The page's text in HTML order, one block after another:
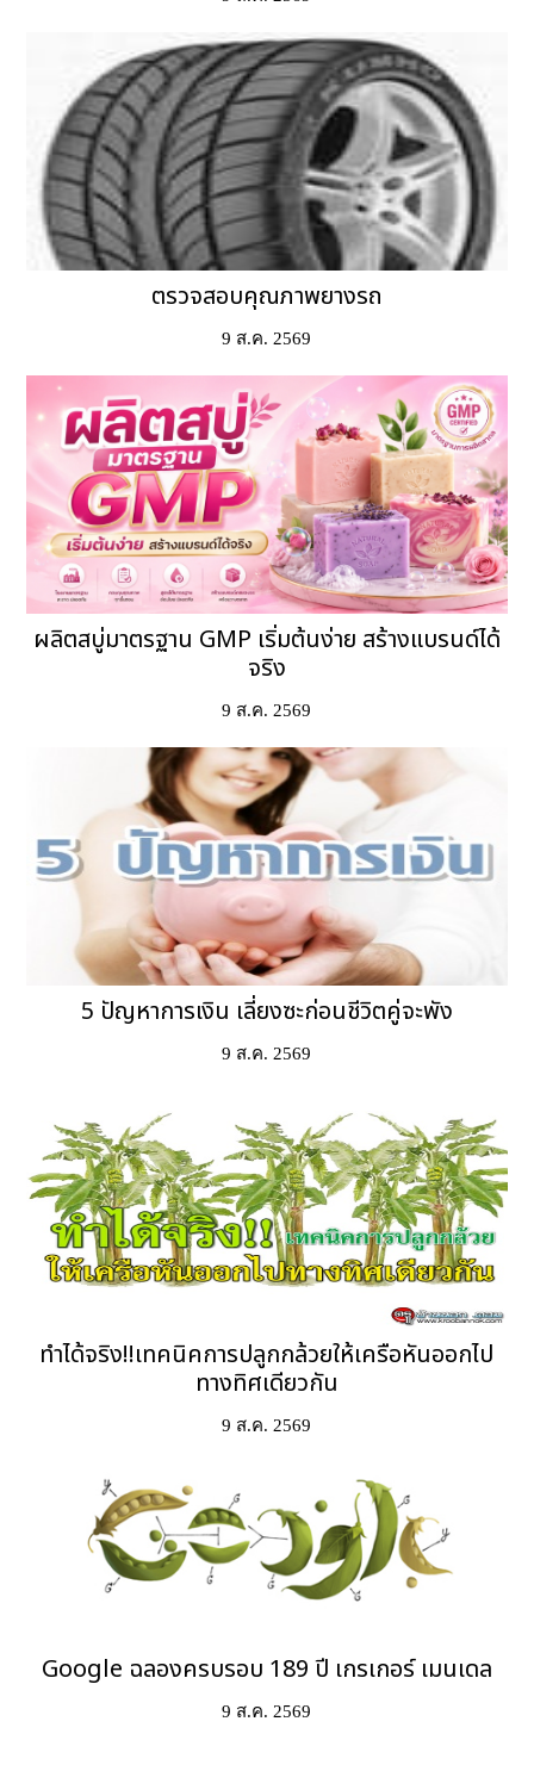
ตรวจสอบคุณภาพยางรถ
9 ส.ค. 2569
ผลิตสบู่มาตรฐาน GMP เริ่มต้นง่าย สร้างแบรนด์ได้
จริง
9 ส.ค. 2569
5 ปัญหาการเงิน เลี่ยงซะก่อนชีวิตคู่จะพัง
9 ส.ค. 2569
ทำได้จริง!!เทคนิคการปลูกกล้วยให้เครือหันออกไป
ทางทิศเดียวกัน
9 ส.ค. 2569
Google ฉลองครบรอบ 189 ปี เกรเกอร์ เมนเดล
9 ส.ค. 2569